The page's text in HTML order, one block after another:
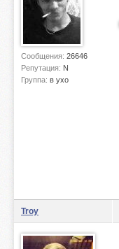
Сообщения: 26646
Репутация: N
Группа: в ухо
Troy